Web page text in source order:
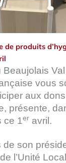
de produits
Beaujolais
vous
aux
présente,
ce 1er avril.
son
l’Unité